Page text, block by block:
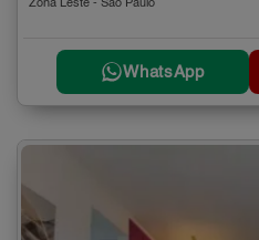
Zona Leste - São Paulo
WhatsApp